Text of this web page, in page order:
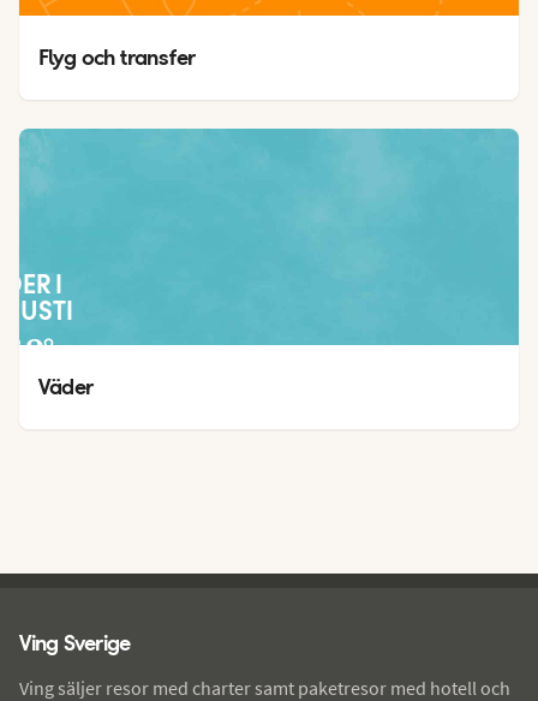
Flyg och transfer
I
42°
29°
Väder
Ving Sverige
Ving säljer resor med charter samt paketresor med hotell och